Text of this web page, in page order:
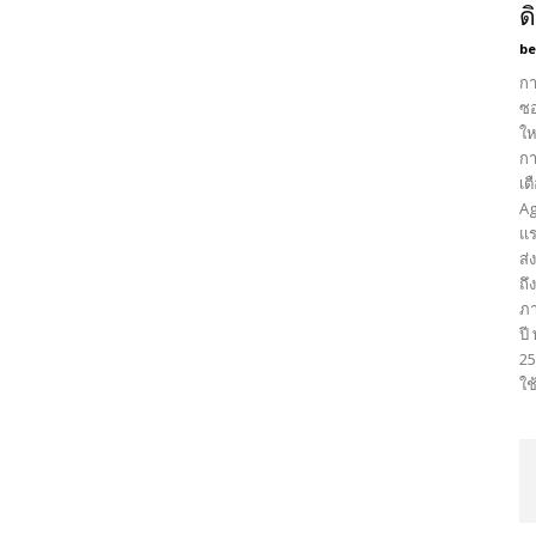
ก
ซ
ใ
ก
เ
แ
ส่
ถึ
ภ
ปี
ใ